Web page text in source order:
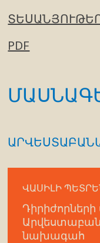
PDF
ՎԱՍԻԼԻ
նախագահ